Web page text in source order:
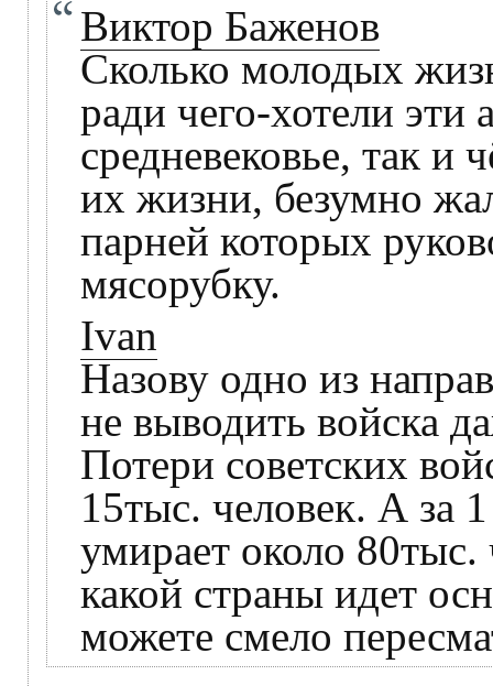
Виктор Баженов
Сколько молодых
ради чего-хотели
средневековье, так и
их жизни, безумно
парней которых
мясорубку.
Ivan
Назову одно из
не выводить войска
Потери советских
15тыс. человек. А за
умирает около 80тыс.
какой страны идет
можете смело